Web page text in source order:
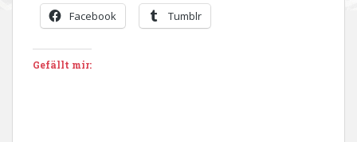
Facebook Tumblr
Gefällt mir: